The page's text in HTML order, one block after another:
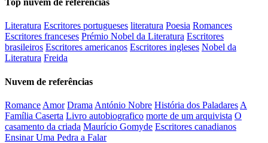
Top nuvem de referências
Literatura Escritores portugueses literatura Poesia Romances
Escritores franceses Prémio Nobel da Literatura Escritores
brasileiros Escritores americanos Escritores ingleses Nobel da
Literatura Freida
Nuvem de referências
Romance Amor Drama António Nobre História dos Paladares A
Família Caserta Livro autobiografico morte de um arquivista O
casamento da criada Maurício Gomyde Escritores canadianos
Ensinar Uma Pedra a Falar